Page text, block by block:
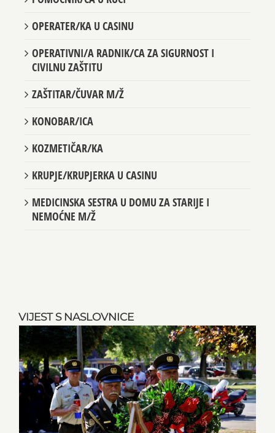
VIJEST S NASLOVNICE
OPERATER/KA U CASINU
OPERATIVNI/A RADNIK/CA ZA SIGURNOST I
CIVILNU ZAŠTITU
ZAŠTITAR/ČUVAR M/Ž
KONOBAR/ICA
KOZMETIČAR/KA
KRUPJE/KRUPJERKA U CASINU
MEDICINSKA SESTRA U DOMU ZA STARIJE I
NEMOĆNE M/Ž